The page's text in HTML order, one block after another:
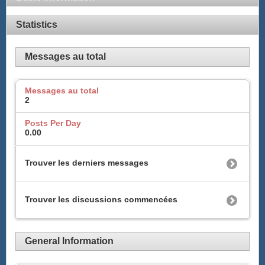
Statistics
Messages au total
Messages au total
2
Posts Per Day
0.00
Trouver les derniers messages
Trouver les discussions commencées
General Information